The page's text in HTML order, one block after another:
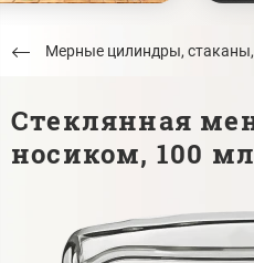
Мерные цилиндры,
Стеклянная
носиком, 100